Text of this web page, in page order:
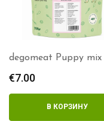
degomeat Puppy mix
€7.00
В КОРЗИНУ